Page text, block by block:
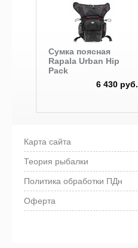
Сумка поясная
Rapala Urban Hip
Pack
6 430 руб.
Карта сайта
Теория рыбалки
Политика обработки ПДн
Оферта